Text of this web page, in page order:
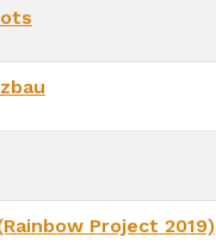
Project 2019)